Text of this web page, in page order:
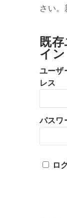
さい。
既
イン
ユーザ
レス
パスワ
ロ